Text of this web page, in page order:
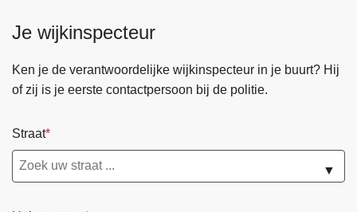
Je wijkinspecteur
Ken je de verantwoordelijke wijkinspecteur in je buurt? Hij
of zij is je eerste contactpersoon bij de politie.
Straat
▼